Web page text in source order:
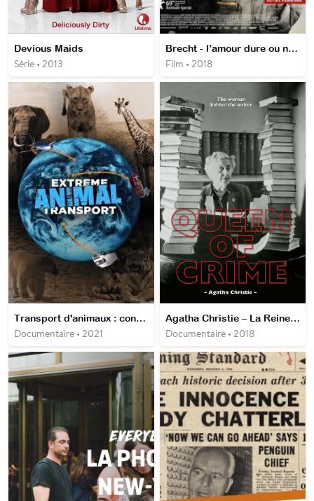
Devious Maids
Série • 2013
Brecht - l’amour dure ou ne dure pas
Film • 2018
Transport d'animaux : convoi sous haute tension
Documentaire • 2021
Agatha Christie – La Reine du Crime
Documentaire • 2018